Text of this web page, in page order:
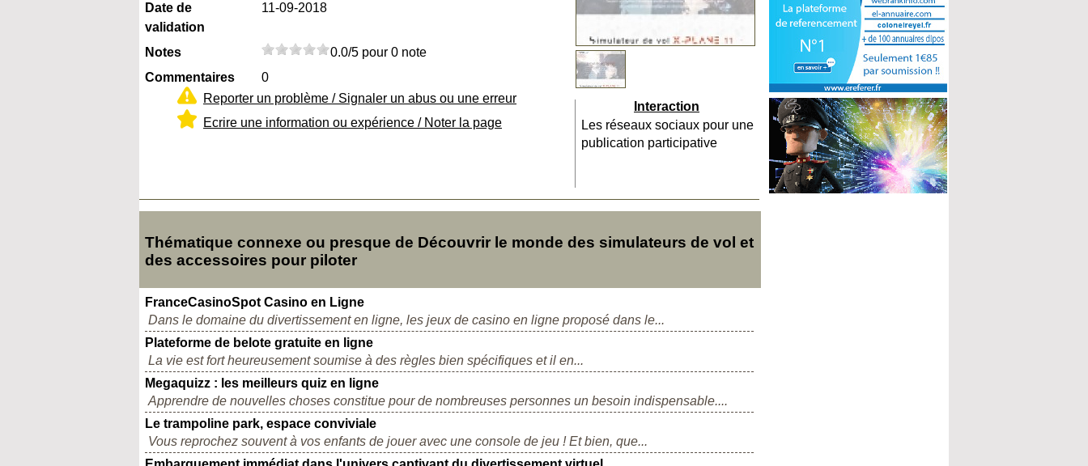
Date de
validation
11-09-2018
Notes
0.0/5 pour 0 note
Commentaires
0
Reporter un problème / Signaler un abus ou une erreur
Ecrire une information ou expérience / Noter la page
Interaction
Les réseaux sociaux pour une
publication participative
Thématique connexe ou presque de Découvrir le monde des simulateurs de vol et
des accessoires pour piloter
FranceCasinoSpot Casino en Ligne
Dans le domaine du divertissement en ligne, les jeux de casino en ligne proposé dans le...
Plateforme de belote gratuite en ligne
La vie est fort heureusement soumise à des règles bien spécifiques et il en...
Megaquizz : les meilleurs quiz en ligne
Apprendre de nouvelles choses constitue pour de nombreuses personnes un besoin indispensable....
Le trampoline park, espace conviviale
Vous reprochez souvent à vos enfants de jouer avec une console de jeu ! Et bien, que...